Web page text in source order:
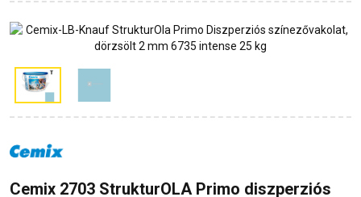
Cemix 2703 StrukturOLA Primo diszperziós